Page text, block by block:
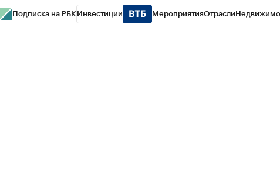
Подписка на РБК Инвестиции МероприятияОтрасли